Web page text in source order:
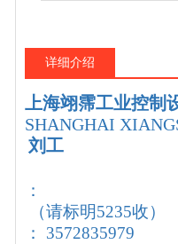
详细介绍
上海翊霈工业控制
SHANGHAI
刘工
：
（请标明5235收）
： 3572835979